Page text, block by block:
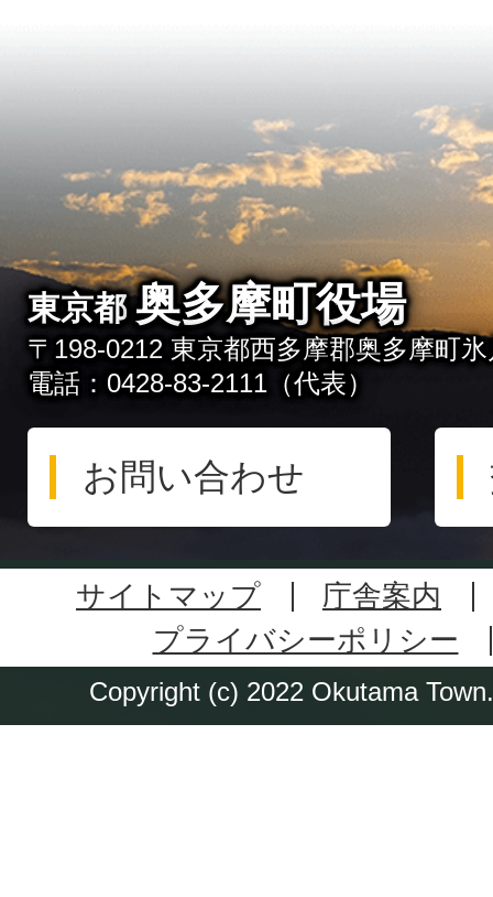
東京都 奥多摩町役場
〒198-0212 東京都西多摩郡奥多摩町
電話：0428-83-2111（代表）
お問い合わせ
サイトマップ
庁舎案内
プライバシーポリシー
Copyright (c) 2022 Okutama